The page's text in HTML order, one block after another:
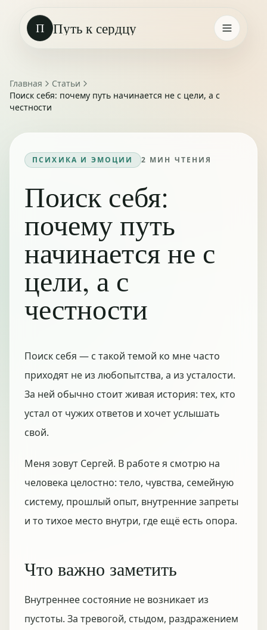
П Путь к сердцу
Главная
Статьи
Поиск себя: почему путь начинается не с цели, а с
честности
ПСИХИКА И ЭМОЦИИ 2 МИН ЧТЕНИЯ
Поиск себя:
почему путь
начинается не с
цели, а с
честности
Поиск себя — с такой темой ко мне часто
приходят не из любопытства, а из усталости.
За ней обычно стоит живая история: тех, кто
устал от чужих ответов и хочет услышать
свой.
Меня зовут Сергей. В работе я смотрю на
человека целостно: тело, чувства, семейную
систему, прошлый опыт, внутренние запреты
и то тихое место внутри, где ещё есть опора.
Что важно заметить
Внутреннее состояние не возникает из
пустоты. За тревогой, стыдом, раздражением